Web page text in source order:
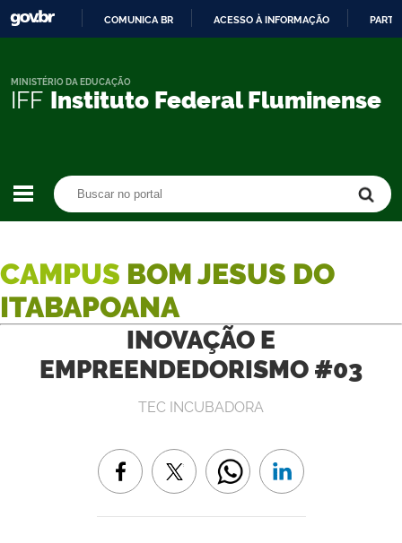
CONTEÚDO
COMUNICA BR ACESSO À INFORMAÇÃO
IFF Instituto Federal Fluminense
MINISTÉRIO DA EDUCAÇÃO
CAMPUS BOM JESUS DO
ITABAPOANA
INOVAÇÃO E
EMPREENDEDORISMO #03
TEC INCUBADORA